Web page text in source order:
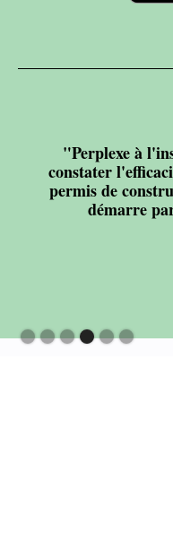
"Perplexe à
constater
permis de
démarre
Slide 4 of 6.